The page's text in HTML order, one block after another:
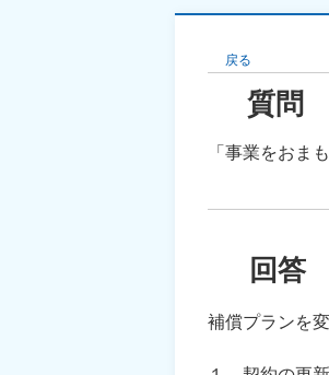
戻る
「事業をおま
回答
補償プランを